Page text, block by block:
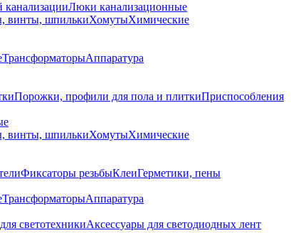
Люки канализационные
винты, шпилькиХомутыХимические
ТрансформаторыАппаратура
Порожки, профили для пола и плиткиПриспособления
винты, шпилькиХомутыХимические
Фиксаторы резьбыКлеиГерметики, пены
ТрансформаторыАппаратура
светотехникиАксессуары для светодиодных лент